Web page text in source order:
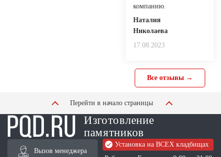
компанию.
Наталия
Николаева
17.08.2023
Все отзывы →
Перейти в начало страницы
Изготовление
памятников
Вызов менеджера
Установка на ВСЕХ кладбищах